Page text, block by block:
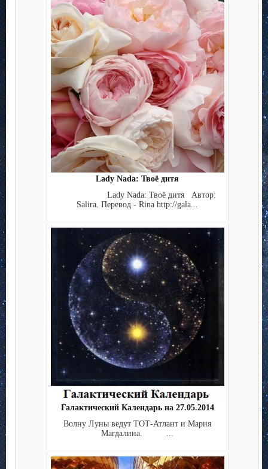
Lady Nada: Твоё дитя
Lady Nada: Твоё дитя Автор:
Salira. Перевод - Rina http://gala...
Галактический Календарь на 27.05.2014
Волну Луны ведут ТОТ-Атлант и Мария
Магдалина. ...